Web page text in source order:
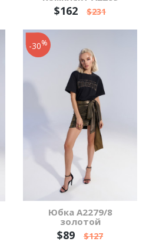
$162 $231
Юбка А2279/8
золотой
$89 $127
-30%